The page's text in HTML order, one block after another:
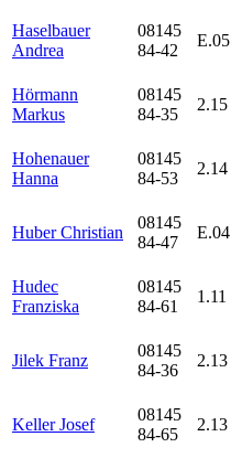
Haselbauer
Andrea
08145
84-42
E.05
Hörmann
Markus
08145
84-35
2.15
Hohenauer
Hanna
08145
84-53
2.14
Huber Christian
08145
84-47
E.04
Hudec
Franziska
08145
84-61
1.11
Jilek Franz
08145
84-36
2.13
Keller Josef
08145
84-65
2.13